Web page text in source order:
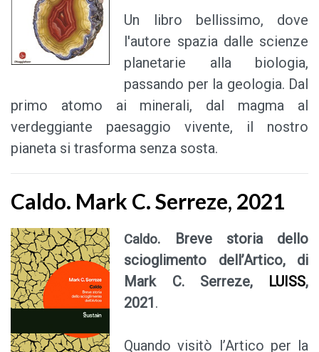
Un libro bellissimo, dove
l'autore spazia dalle scienze
planetarie alla biologia,
passando per la geologia. Dal
primo atomo ai minerali, dal magma al
verdeggiante paesaggio vivente, il nostro
pianeta si trasforma senza sosta.
Caldo. Mark C. Serreze, 2021
Caldo. Breve storia dello
scioglimento dell’Artico, di
Mark C. Serreze, LUISS,
2021 .
Quando visitò l’Artico per la